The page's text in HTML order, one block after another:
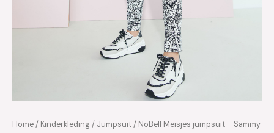
Home/ Kinderkleding/ Jumpsuit/ NoBell Meisjes jumpsuit – Sammy